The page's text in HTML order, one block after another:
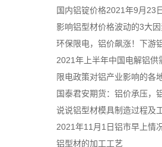
国内铝锭价格2021年9月23
影响铝型材价格波动的3大
环保限电，铝价飙涨！下游
2021年上半年中国电解铝供
限电政策对铝产业影响的各
国泰君安期货：铝价承压，
说说铝型材模具制造过程及
2021年11月1日铝市早上情
铝型材的加工工艺